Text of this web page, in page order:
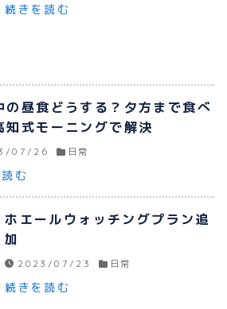
続きを読む
の昼食どうする？夕方まで食べ
知式モーニングで解決
07/26 日常
む
ホエールウォッチングプラン追
加
2023/07/23 日常
続きを読む